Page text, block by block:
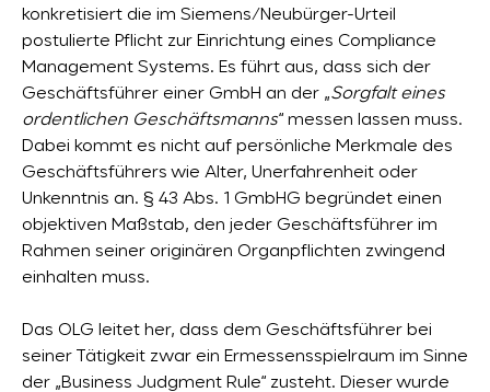
konkretisiert die im Siemens/Neubürger-Urteil
postulierte Pflicht zur Einrichtung eines Compliance
Management Systems. Es führt aus, dass sich der
Geschäftsführer einer GmbH an der „Sorgfalt eines
ordentlichen Geschäftsmanns“ messen lassen muss.
Dabei kommt es nicht auf persönliche Merkmale des
Geschäftsführers wie Alter, Unerfahrenheit oder
Unkenntnis an. § 43 Abs. 1 GmbHG begründet einen
objektiven Maßstab, den jeder Geschäftsführer im
Rahmen seiner originären Organpflichten zwingend
einhalten muss.
Das OLG leitet her, dass dem Geschäftsführer bei
seiner Tätigkeit zwar ein Ermessensspielraum im Sinne
der „Business Judgment Rule“ zusteht. Dieser wurde